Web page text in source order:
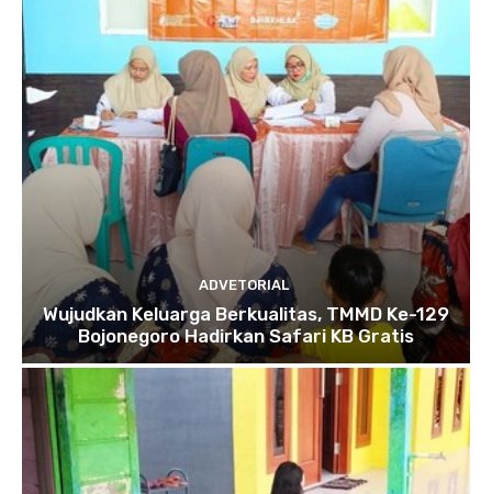
ADVETORIAL
Wujudkan Keluarga Berkualitas, TMMD Ke-129
Bojonegoro Hadirkan Safari KB Gratis